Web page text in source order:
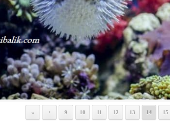
« < 9 10 11 12 13 14 15